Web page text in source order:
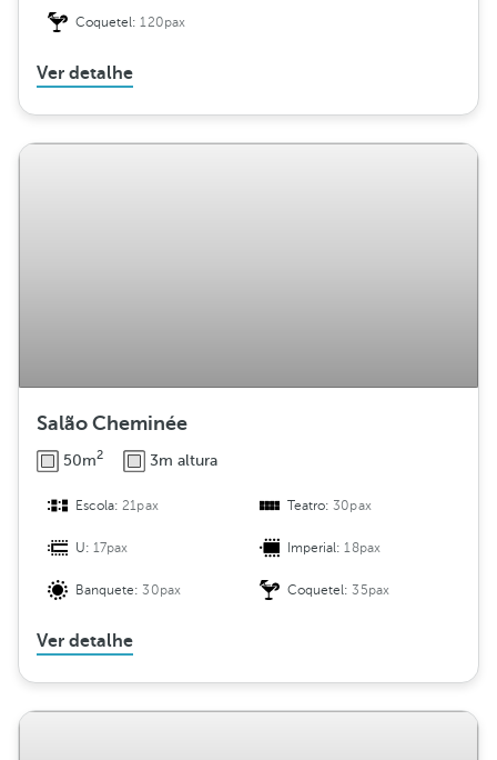
Coquetel:120pax
Ver detalhe
Salão Cheminée
50m2 3m altura
Escola:21pax Teatro:30pax
U:17pax Imperial:18pax
Banquete:30pax Coquetel:35pax
Ver detalhe